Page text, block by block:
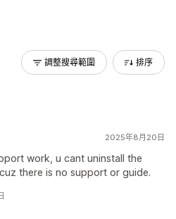
調整搜尋範圍 排序
2025年8月20日
work, u cant uninstall the
there is no support or guide.